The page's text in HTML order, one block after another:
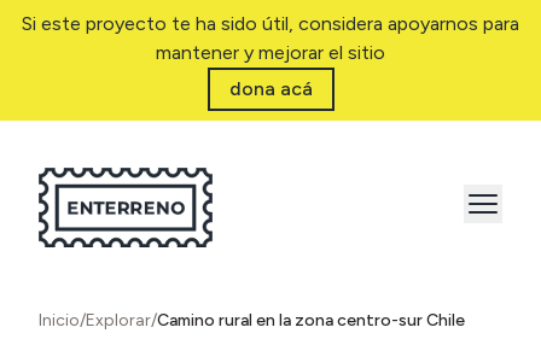
Si este proyecto te ha sido útil, considera apoyarnos para
mantener y mejorar el sitio
dona acá
Inicio/Explorar/Camino rural en la zona centro-sur Chile